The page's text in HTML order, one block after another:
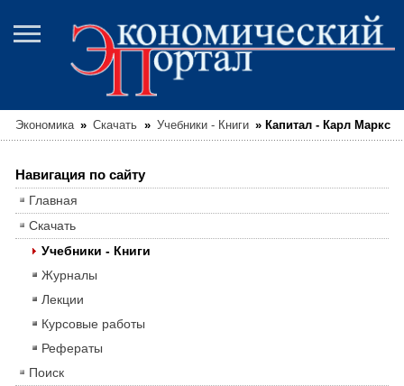
Экономика » Скачать » Учебники - Книги » Капитал - Карл Маркс
Навигация по сайту
Главная
Скачать
Учебники - Книги
Журналы
Лекции
Курсовые работы
Рефераты
Поиск